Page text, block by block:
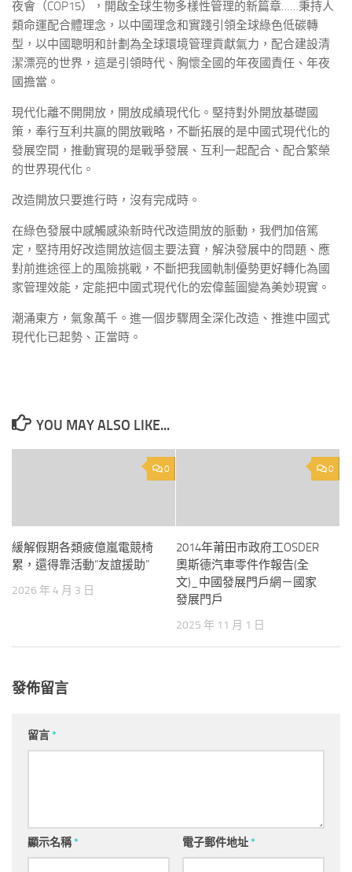
夜會（COP15），開啟全球生物多樣性管理的新篇章……秉持人
類命運配合體理念，以中國理念和實踐引領全球綠色低碳轉
型，以中國聰明和計劃為全球環境管理貢獻氣力，配合建設清
潔漂亮的世界，這是引領時代、胸懷全國的年夜國責任、年夜
國擔當。
現代化離不開開放，開放成績現代化。堅持對外開放基礎國
策，奉行互利共贏的開放戰略，不斷拓展的是中國式現代化的
發展空間，推動實現的是戰爭發展、互利一起配合、配合繁榮
的世界現代化。
改造開放只要進行時，沒有完成時。
在綠色發展中感觸感染新時代改造開放的脈動，我們加倍篤
定，堅持用好改造開放這個主要法寶，解決發展中的問題、應
對前進途徑上的風險挑戰，不斷把我國軌制優勢更好轉化為國
家管理效能，定能把中國式現代化的宏偉藍圖變為美妙現實。
潮涌東方，氣象萬千。進一個步驟周全深化改造、推進中國式
現代化已起勢、正當時。
YOU MAY ALSO LIKE...
0
緩解假期各類疲億嵐電競椅
累，還得靠活動“友誼援助”
2026 年 4 月 3 日
0
2014年莆田市政府工OSDER
奧斯德汽車零件作報告(全
文)_中國發展門戶網－國家
發展門戶
2025 年 11 月 1 日
發佈留言
留言*
顯示名稱* 電子郵件地址*